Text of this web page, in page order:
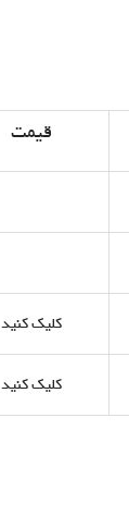
قیمت
کلیک کنید
کلیک کنید